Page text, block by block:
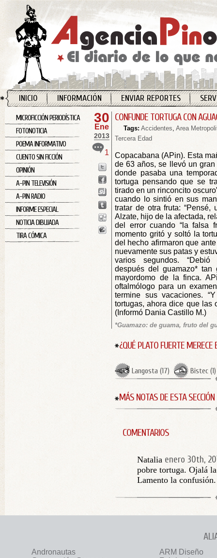
INICIO INFORMACIÓN ENVIAR REPORTES
MICROFICCIÓN PERIODÍSTICA
FOTONOTICIA
POEMA INFORMATIVO
CUENTO SIN FICCIÓN
OPINIÓN
A-PIN TELEVISIÓN
A-PIN RADIO
INFORME ESPECIAL
NOTICIA DIBUJADA
TIRA CÓMICA
30
Ene
2013
1
CONFUNDE TORTUGA CON
Tags: Accidentes, Area
Tercera Edad
Copacabana (APin). Esta
de 63 años, se llevó un
donde pasaba una
tortuga pensando que se
tirado en un rinconcito
cuando lo sintió en sus
tratar de otra fruta: “Pensé,
Alzate, hijo de la afectada,
del error cuando “la falsa
momento gritó y soltó la
del hecho afirmaron que
nuevamente sus patas y
varios segundos. “Debió
después del guamazo* tan
mayordomo de la finca.
oftalmólogo para un
termine sus vacaciones.
tortugas, ahora dice que las
(Informó Dania Castillo M.)
*Guamazo: de guama, fruto del
¿QUÉ PLATO FUERTE MERECE
Langosta (17) Bistec (1)
MÁS NOTAS DE ESTA SECCIÓN
COMENTARIOS
Natalia enero 30th,
pobre tortuga. Ojalá
Lamento la confusión.
Andronautas
ARM Diseño